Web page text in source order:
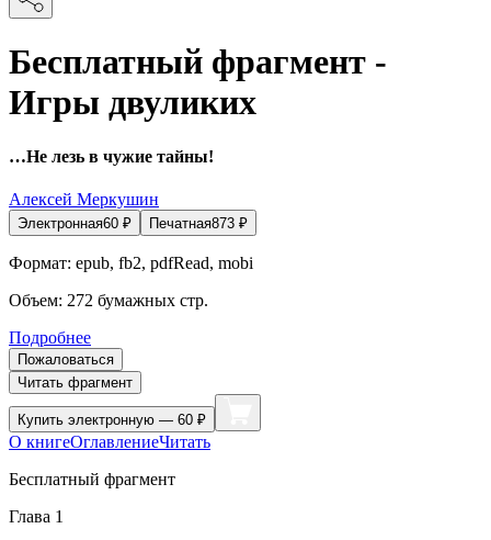
Бесплатный фрагмент -
Игры двуликих
…Не лезь в чужие тайны!
Алексей Меркушин
Электронная60 ₽ Печатная873 ₽
Формат: epub, fb2, pdfRead, mobi
Объем: 272 бумажных стр.
Подробнее
Пожаловаться
Читать фрагмент
Купить электронную — 60 ₽
О книгеОглавлениеЧитать
Бесплатный фрагмент
Глава 1